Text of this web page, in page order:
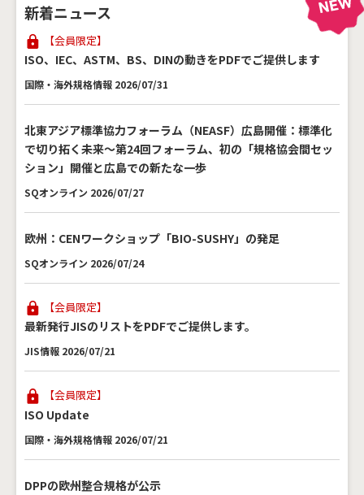
新着ニュース
【会員限定】
ISO、IEC、ASTM、BS、DINの動きをPDFでご提供します
国際・海外規格情報 2026/07/31
北東アジア標準協力フォーラム（NEASF）広島開催：標準化
で切り拓く未来～第24回フォーラム、初の「規格協会間セッ
ション」開催と広島での新たな一歩
SQオンライン 2026/07/27
欧州：CENワークショップ「BIO-SUSHY」の発足
SQオンライン 2026/07/24
【会員限定】
最新発行JISのリストをPDFでご提供します。
JIS情報 2026/07/21
【会員限定】
ISO Update
国際・海外規格情報 2026/07/21
DPPの欧州整合規格が公示